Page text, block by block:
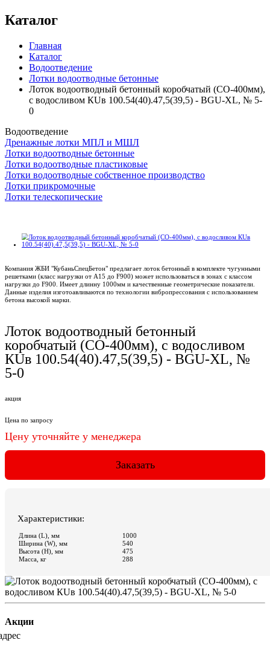
Каталог
Главная
Каталог
Водоотведение
Лотки водоотводные бетонные
Лоток водоотводный бетонный коробчатый (СО-400мм),
с водосливом КUв 100.54(40).47,5(39,5) - BGU-XL, № 5-
0
Водоотведение
Дренажные лотки МПЛ и МШЛ
Лотки водоотводные бетонные
Лотки водоотводные пластиковые
Лотки водоотводные собственное производство
Лотки прикромочные
Лотки телескопические
Акции